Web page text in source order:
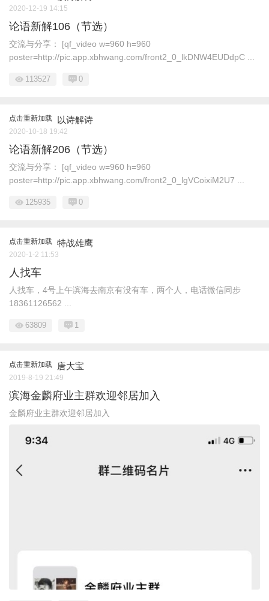
2020-12-19 14:15
论语新解106（节选）
交流与分享： [qf_video w=960 h=960
poster=http://pic.app.xbhwang.com/front2_0_lkDNW4EUDdpC ...
113527 0
点击重新加载 以诗解诗
2020-10-18 19:42
论语新解206（节选）
交流与分享： [qf_video w=960 h=960
poster=http://pic.app.xbhwang.com/front2_0_lgVCoixiM2U7 ...
125935 0
点击重新加载 特战雄鹰
2020-1-2 11:53
人找车
人找车，4号上午滨海去南京有没有车，两个人，电话微信同步
18361126562 ...
63809 1
点击重新加载 唐大宝
2019-8-19 21:49
滨海金麟府业主群欢迎邻居加入
金麟府业主群欢迎邻居加入